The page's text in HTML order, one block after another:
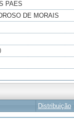
PAES
DE MORAIS
Distribuição